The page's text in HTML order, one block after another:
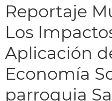
Reportaje
Los
Aplicación
Economía
parroquia